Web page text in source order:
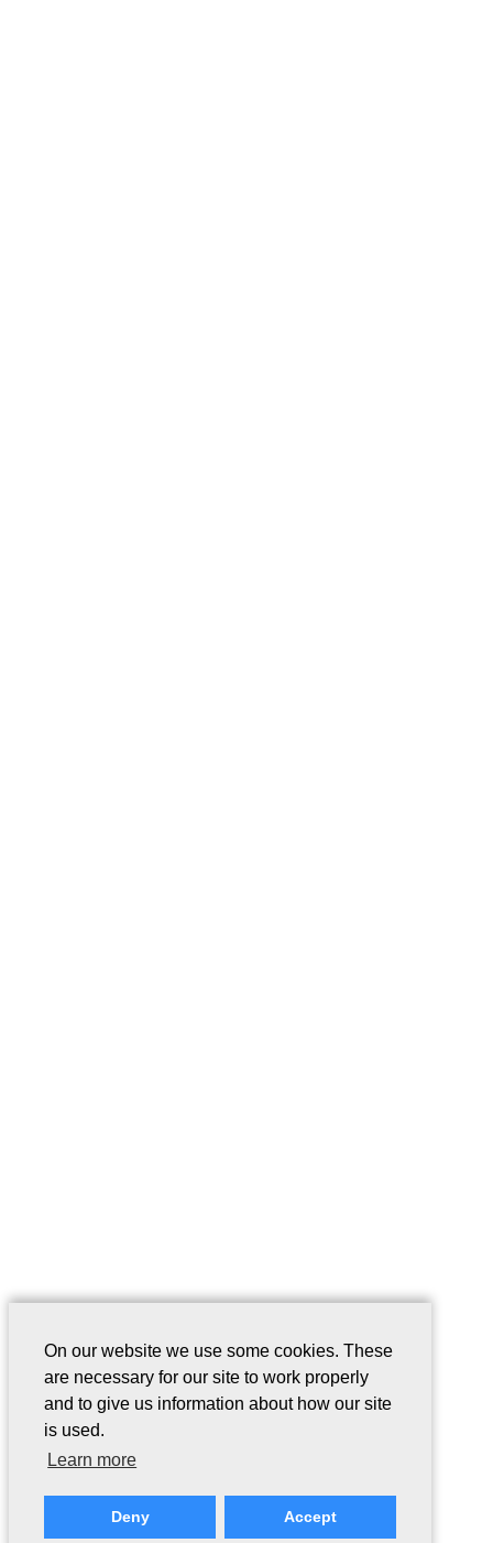
On our website we use some cookies. These
are necessary for our site to work properly
and to give us information about how our site
is used.
Learn more
Deny Accept